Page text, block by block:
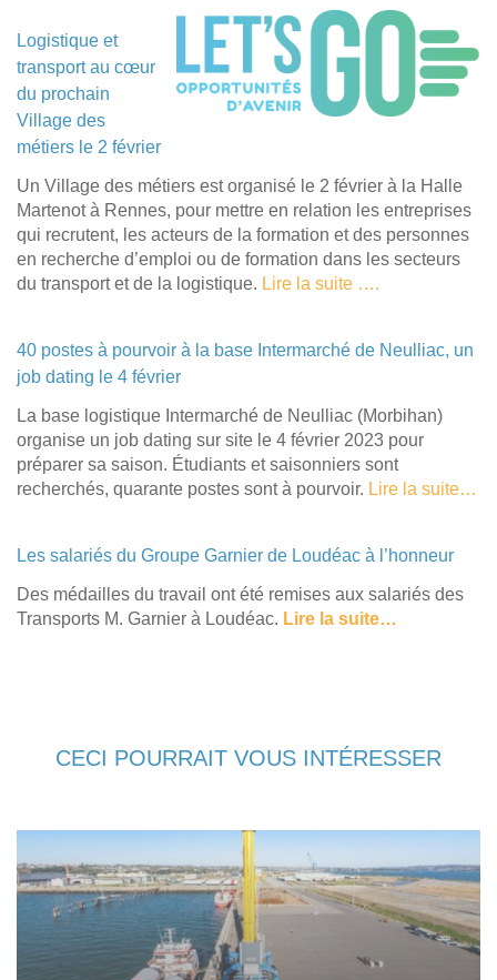
Logistique et
transport au cœur
du prochain
Village des
métiers le 2 février
Un Village des métiers est organisé le 2 février à la Halle
Martenot à Rennes, pour mettre en relation les entreprises
qui recrutent, les acteurs de la formation et des personnes
en recherche d’emploi ou de formation dans les secteurs
du transport et de la logistique. Lire la suite ….
40 postes à pourvoir à la base Intermarché de Neulliac, un
job dating le 4 février
La base logistique Intermarché de Neulliac (Morbihan)
organise un job dating sur site le 4 février 2023 pour
préparer sa saison. Étudiants et saisonniers sont
recherchés, quarante postes sont à pourvoir. Lire la suite…
Les salariés du Groupe Garnier de Loudéac à l’honneur
Des médailles du travail ont été remises aux salariés des
Transports M. Garnier à Loudéac. Lire la suite…
CECI POURRAIT VOUS INTÉRESSER